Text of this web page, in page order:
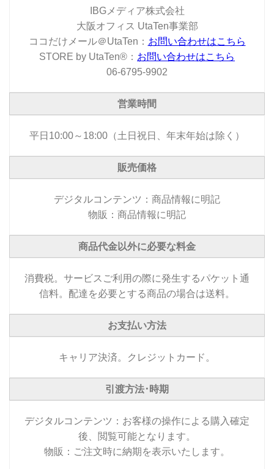
IBGメディア株式会社
大阪オフィス UtaTen事業部
ココだけメール＠UtaTen： お問い合わせはこちら
STORE by UtaTen®： お問い合わせはこちら
06-6795-9902
営業時間
平日10:00～18:00（土日祝日、年末年始は除く）
販売価格
デジタルコンテンツ：商品情報に明記
物販：商品情報に明記
商品代金以外に必要な料金
消費税。サービスご利用の際に発生するパケット通
信料。配達を必要とする商品の場合は送料。
お支払い方法
キャリア決済。クレジットカード。
引渡方法･時期
デジタルコンテンツ：お客様の操作による購入確定
後、閲覧可能となります。
物販：ご注文時に納期を表示いたします。